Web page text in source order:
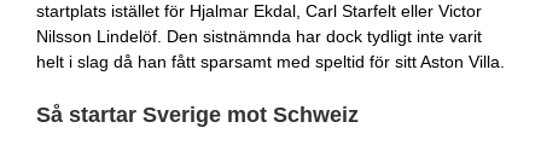
startplats istället för Hjalmar Ekdal, Carl Starfelt eller Victor
Nilsson Lindelöf. Den sistnämnda har dock tydligt inte varit
helt i slag då han fått sparsamt med speltid för sitt Aston Villa.
Så startar Sverige mot Schweiz